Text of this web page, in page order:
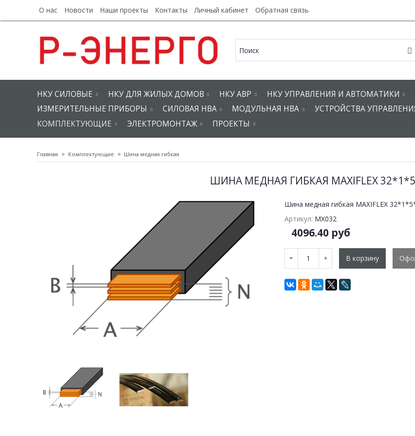
О нас Новости Наши проекты Контакты Личный кабинет Обратная связь
НКУ СИЛОВЫЕ НКУ ДЛЯ ЖИЛЫХ ДОМОВ НКУ АВР НКУ УПРАВЛЕНИЯ И АВТОМАТИКИ
ИЗМЕРИТЕЛЬНЫЕ ПРИБОРЫ
СИЛОВАЯ НВА МОДУЛЬНАЯ НВА УСТРОЙСТВА
КОМПЛЕКТУЮЩИЕ
ЭЛЕКТРОМОНТАЖ ПРОЕКТЫ
Главная Комплектующие Шина медная гибкая
ШИНА МЕДНАЯ ГИБКАЯ MAXIFLEX
Шина медная гибкая MAXIFLEX
Артикул: MX032
4096.40 руб
В корзину